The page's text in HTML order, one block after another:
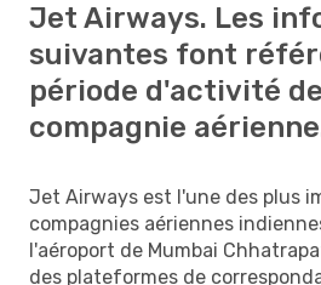
Jet Airways. Les
suivantes font
période d'activité
compagnie
Jet Airways est l'une des plus
compagnies aériennes
l'aéroport de Mumbai
des plateformes de